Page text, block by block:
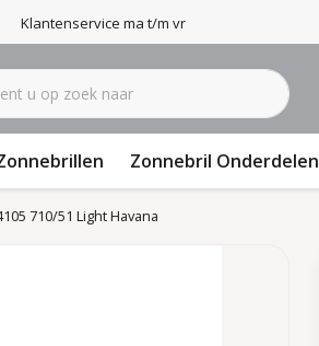
Klantenservice ma t/m vr 9-17u
Zonnebril Onderdelen
710/51 Light Havana